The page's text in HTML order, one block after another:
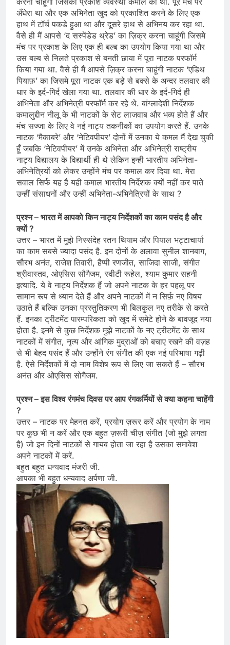
अँधेरा था और एक अभिनेता खुद को प्रकाशित करने के लिए एक
हाथ में टॉर्च पकडे हुआ था और दूसरे हाथ से अभिनय कर रहा था.
वैसे ही मैं आपसे ‘द सस्पेंडेड थ्रेड’ का ज़िक्र करना चाहूंगी जिसमे
मंच पर प्रकाश के लिए एक ही बल्ब का उपयोग किया गया था और
उस बल्ब से निलते प्रकाश से बनती छाया में पूरा नाटक परफॉर्म
किया गया था. वैसे ही मैं आपसे ज़िक्र करना चाहूंगी नाटक ‘एडिथ
पियाफ़’ का जिसमे पूरा नाटक एक बड़े से बक्से के अन्दर तलवार की
धार के इर्द-गिर्द खेला गया था. तलवार की धार के इर्द-गिर्द ही
अभिनेता और अभिनेत्री परफॉर्म कर रहे थे. बांग्लादेशी निर्देशक
कमालुद्दीन नीलू के भी नाटकों के सेट लाजवाब और भव्य होते हैं और
मंच सज्जा के लिए वे नई नाट्य तकनीकों का उपयोग करते हैं. उनके
नाटक ‘मैकाबरे’ और ‘नेटिवपीयर’ दोनों में उनका ये कमल मैं देख चुकी
हूँ जबकि ‘नेटिवपीयर’ में उनके अभिनेता और अभिनेत्री राष्ट्रीय
नाट्य विद्यालय के विद्यार्थी ही थे लेकिन इन्ही भारतीय अभिनेता-
अभिनेत्रियों को लेकर उन्होंने मंच पर कमाल कर दिया था. मेरा
सवाल सिर्फ यह है यही कमाल भारतीय निर्देशक क्यों नहीं कर पाते
उन्हीं संसाधनों और उन्हीं अभिनेता-अभिनेत्रियों के साथ ?
प्रश्न – भारत में आपको किन नाट्य निर्देशकों का काम पसंद है और
क्यों ?
उत्तर – भारत में मुझे निस्संदेह रतन थियाम और पियाल भट्टाचार्या
का काम सबसे ज्यादा पसंद है. इन दोनों के अलावा सुनील शानबाग,
सौरभ अनंत, राजेश तिवारी, हैप्पी रणजीत, साजिदा साजी, संगीत
श्रीवास्तव, ओएसिस सौगैजम, स्वीटी रूहेल, श्याम कुमार सहनी
इत्यादि. ये वे नाट्य निर्देशक हैं जो अपने नाटक के हर पहलू पर
सामान रूप से ध्यान देते हैं और अपने नाटकों में न सिर्फ़ नए विषय
उठाते हैं बल्कि उनका प्रस्तुतिकरण भी बिलकुल नए तरीके से करते
हैं. इनका ट्रीटमेंट पारम्परिकता को खुद में समेटे होने के बावजूद नया
होता है. इनमे से कुछ निर्देशक मुझे नाटकों के नए ट्रीटमेंट के साथ
नाटकों में संगीत, नृत्य और आंगिक मुद्राओं को बचाए रखने की वज़ह
से भी बेहद पसंद हैं और उन्होंने रंग संगीत की एक नई परिभाषा गढ़ी
है. ऐसे निर्देशकों में दो नाम विशेष रूप से लिए जा सकते हैं – सौरभ
अनंत और ओएसिस सोगैजम.
प्रश्न – इस विश्व रंगमंच दिवस पर आप रंगकर्मियों से क्या कहना चाहेंगी
?
उत्तर – नाटक पर मेहनत करें, प्रयोग ज़रूर करें और प्रयोग के नाम
पर कुछ भी न करें और एक बहुत ज़रूरी चीज़ संगीत (जो मुझे लगता
है) जो इन दिनों नाटकों से गायब होता जा रहा है उसका समावेश
अपने नाटकों में करें.
बहुत बहुत धन्यवाद मंजरी जी.
आपका भी बहुत धन्यवाद अर्पणा जी.